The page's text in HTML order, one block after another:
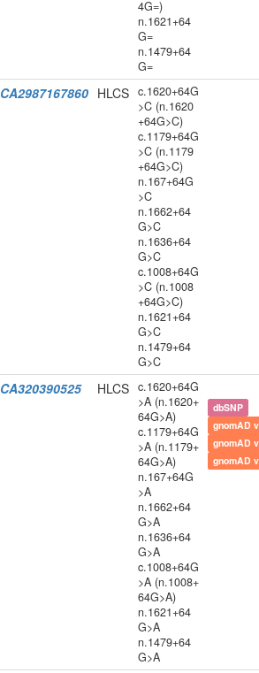
4G=)
n.1621+64
G=
n.1479+64
G=
CA2987167860 HLCS c.1620+64G
>C (n.1620
+64G>C)
c.1179+64G
>C (n.1179
+64G>C)
n.167+64G
>C
n.1662+64
G>C
n.1636+64
G>C
c.1008+64G
>C (n.1008
+64G>C)
n.1621+64
G>C
n.1479+64
G>C
CA320390525 HLCS c.1620+64G
>A (n.1620+
64G>A)
c.1179+64G
>A (n.1179+
64G>A)
n.167+64G
>A
n.1662+64
G>A
n.1636+64
G>A
c.1008+64G
>A (n.1008+
64G>A)
n.1621+64
G>A
n.1479+64
G>A
dbSNP
gnomAD
gnomAD
gnomAD